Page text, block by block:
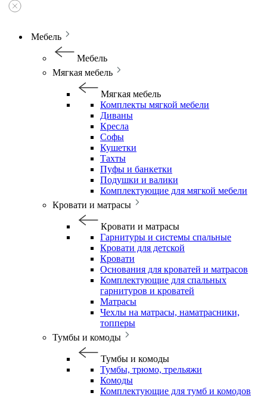
Мебель
Мебель
Мягкая мебель
Мягкая мебель
Комплекты мягкой мебели
Диваны
Кресла
Софы
Кушетки
Тахты
Пуфы и банкетки
Подушки и валики
Комплектующие для мягкой мебели
Кровати и матрасы
Кровати и матрасы
Гарнитуры и системы спальные
Кровати для детской
Кровати
Основания для кроватей и матрасов
Комплектующие для спальных
гарнитуров и кроватей
Матрасы
Чехлы на матрасы, наматрасники,
топперы
Тумбы и комоды
Тумбы и комоды
Тумбы, трюмо, трельяжи
Комоды
Комплектующие для тумб и комодов